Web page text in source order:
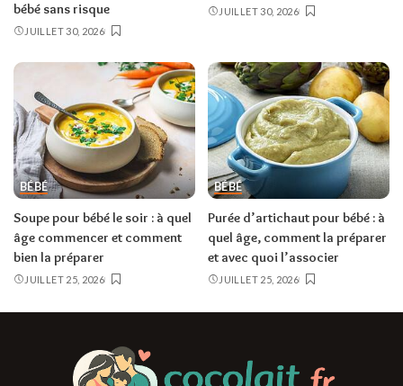
bébé sans risque
JUILLET 30, 2026
JUILLET 30, 2026
BÉBÉ
Soupe pour bébé le soir : à quel
âge commencer et comment
bien la préparer
JUILLET 25, 2026
BÉBÉ
Purée d’artichaut pour bébé : à
quel âge, comment la préparer
et avec quoi l’associer
JUILLET 25, 2026